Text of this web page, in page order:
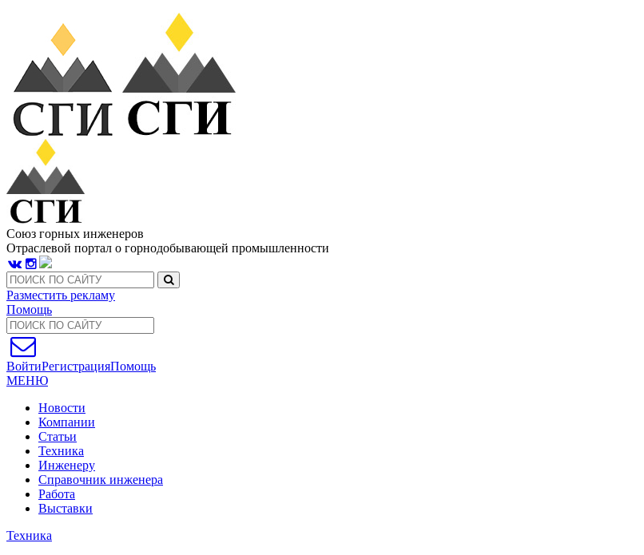
Союз горных инженеров
Отраслевой портал о горнодобывающей промышленности
Разместить рекламу
Помощь
ВойтиРегистрацияПомощь
МЕНЮ
Новости
Компании
Статьи
Техника
Инженеру
Справочник инженера
Работа
Выставки
Техника